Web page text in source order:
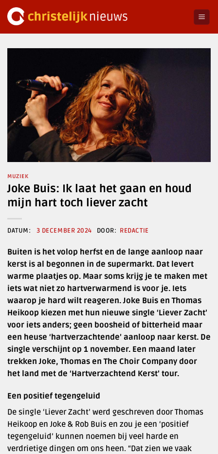
naar
MUZIEK
Joke Buis: Ik laat het gaan en houd
mijn hart toch liever zacht
3 DECEMBER 2024 REDACTIE
Buiten is het volop herfst en de lange aanloop naar
kerst is al begonnen in de supermarkt. Dat levert
warme plaatjes op. Maar soms krijg je te maken met
iets wat niet zo hartverwarmend is voor je. Iets
waarop je hard wilt reageren. Joke Buis en Thomas
Heikoop kiezen met hun nieuwe single ‘Liever Zacht’
voor iets anders; geen boosheid of bitterheid maar
een heuse ‘hartverzachtende’ aanloop naar kerst. De
single verschijnt op 1 november. Een maand later
trekken Joke, Thomas en The Choir Company door
het land met de ‘Hartverzachtend Kerst’ tour.
Een positief tegengeluid
De single ‘Liever Zacht’ werd geschreven door Thomas
Heikoop en Joke & Rob Buis en zou je een ‘positief
tegengeluid’ kunnen noemen bij veel harde en
verdrietige dingen om ons heen. “Dat zien we vaak